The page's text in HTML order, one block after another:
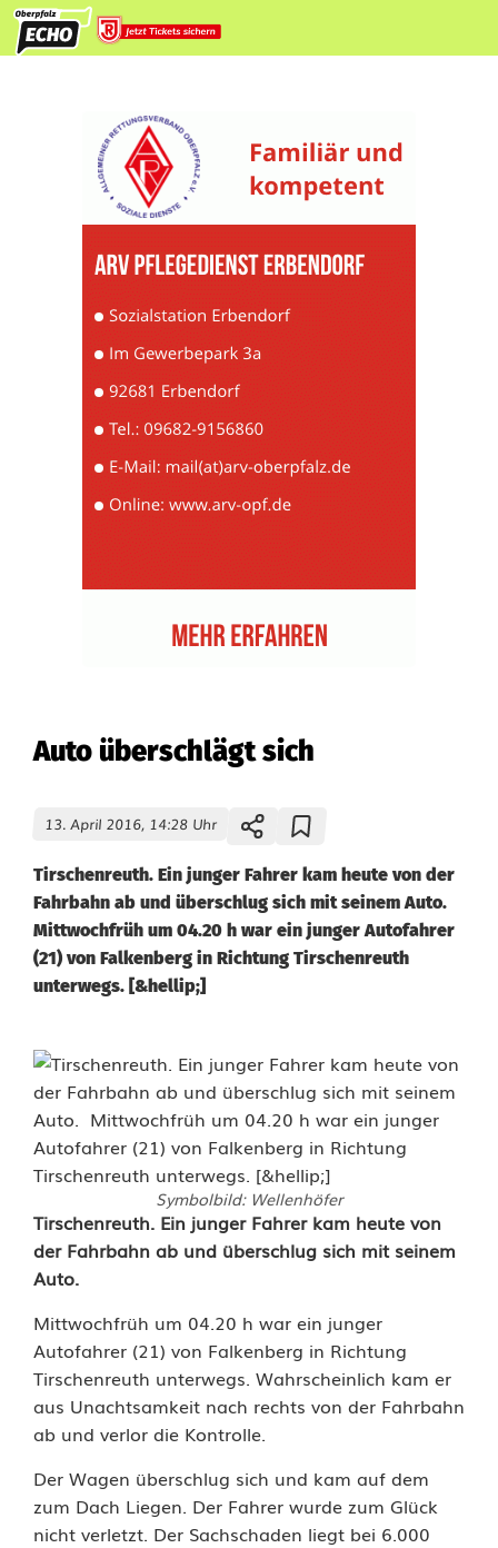
Auto überschlägt sich
13. April 2016, 14:28 Uhr
Tirschenreuth. Ein junger Fahrer kam heute von der
Fahrbahn ab und überschlug sich mit seinem Auto.
Mittwochfrüh um 04.20 h war ein junger Autofahrer
(21) von Falkenberg in Richtung Tirschenreuth
unterwegs. [&hellip;]
Symbolbild: Wellenhöfer
A
u
t
o
ü
b
e
r
Tirschenreuth. Ein junger Fahrer kam heute von
der Fahrbahn ab und überschlug sich mit seinem
Auto.
Mittwochfrüh um 04.20 h war ein junger
Autofahrer (21) von Falkenberg in Richtung
Tirschenreuth unterwegs. Wahrscheinlich kam er
aus Unachtsamkeit nach rechts von der Fahrbahn
ab und verlor die Kontrolle.
Der Wagen überschlug sich und kam auf dem
zum Dach Liegen. Der Fahrer wurde zum Glück
nicht verletzt. Der Sachschaden liegt bei 6.000